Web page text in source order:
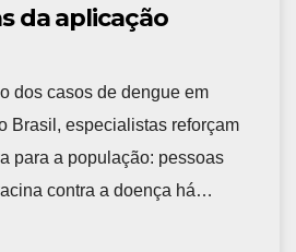
da aplicação
dos casos de dengue em
Brasil, especialistas reforçam
para a população: pessoas
contra a doença há…